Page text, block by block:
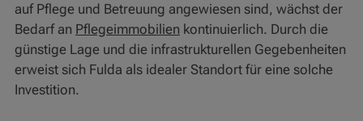
auf Pflege und Betreuung angewiesen sind, wächst der
Bedarf an Pflegeimmobilien kontinuierlich. Durch die
günstige Lage und die infrastrukturellen Gegebenheiten
erweist sich Fulda als idealer Standort für eine solche
Investition.